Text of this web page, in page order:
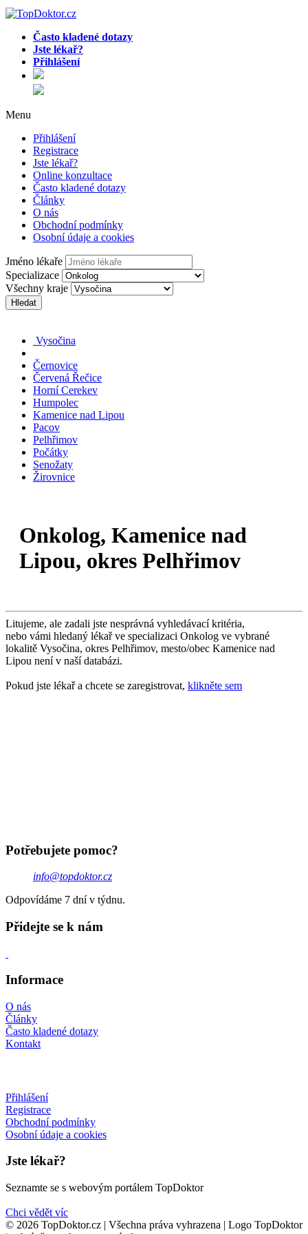
Často kladené dotazy
Jste lékař?
Přihlášení
Menu
Přihlášení
Registrace
Jste lékař?
Online konzultace
Často kladené dotazy
Články
O nás
Obchodní podmínky
Osobní údaje a cookies
Jméno lékaře
Specializace
Všechny kraje
Hledat
Vysočina
Černovice
Červená Řečice
Horní Cerekev
Humpolec
Kamenice nad Lipou
Pacov
Pelhřimov
Počátky
Senožaty
Žirovnice
Onkolog, Kamenice nad
Lipou, okres Pelhřimov
Litujeme, ale zadali jste nesprávná vyhledávací kritéria,
nebo vámi hledaný lékař ve specializaci Onkolog ve vybrané
lokalitě Vysočina, okres Pelhřimov, mesto/obec Kamenice nad
Lipou není v naší databázi.
Pokud jste lékař a chcete se zaregistrovat, klikněte sem
Potřebujete pomoc?
info@topdoktor.cz
Odpovídáme 7 dní v týdnu.
Přidejte se k nám
Informace
O nás
Články
Často kladené dotazy
Kontakt
Přihlášení
Registrace
Obchodní podmínky
Osobní údaje a cookies
Jste lékař?
Seznamte se s webovým portálem TopDoktor
Chci vědět víc
© 2026 TopDoktor.cz | Všechna práva vyhrazena | Logo TopDoktor